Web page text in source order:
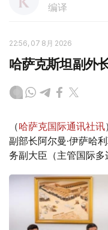
编译
22:56, 07 8月 2026
哈萨克斯坦副外
（哈萨克国际通讯社讯
副部长阿尔曼·伊萨哈
务副大臣（主管国际多